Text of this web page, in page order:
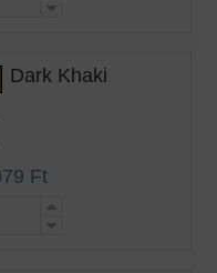
Dark Khaki
Ft